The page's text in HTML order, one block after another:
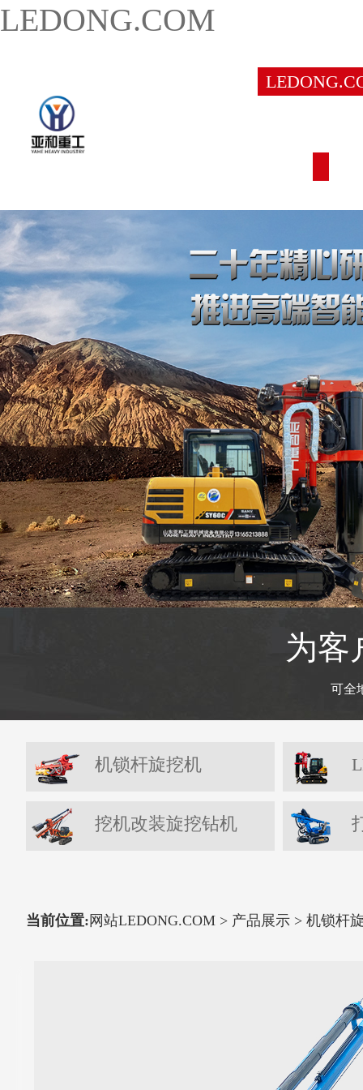
LEDONG.COM
为客
可全
机锁杆旋挖机
挖机改装旋挖钻机
当前位置: 网站LEDONG.COM > 产品展示 > 机锁杆